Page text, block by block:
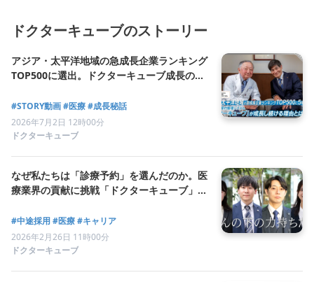
ドクターキューブのストーリー
アジア・太平洋地域の急成長企業ランキング
TOP500に選出。ドクターキューブ成長の軌
#STORY動画#医療#成長秘話
2026年7月2日 12時00分
ドクターキューブ
なぜ私たちは「診療予約」を選んだのか。医
療業界の貢献に挑戦「ドクターキューブ」の
#中途採用#医療#キャリア
2026年2月26日 11時00分
ドクターキューブ